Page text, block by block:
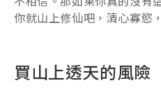
你就山上修仙吧，清心寡慾
買山上透天的風險